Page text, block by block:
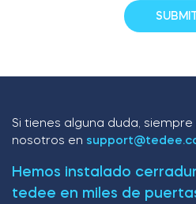
Si tienes alguna duda,
nosotros en
Hemos instalado
tedee en miles de